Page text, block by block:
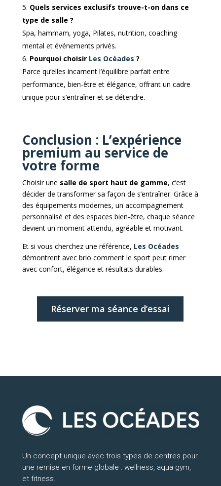
Quels services exclusifs trouve-t-on dans ce
type de salle ?
Spa, hammam, yoga, Pilates, nutrition, coaching
mental et événements privés.
Pourquoi choisir Les Océades ?
Parce qu’elles incarnent l’équilibre parfait entre
performance, bien-être et élégance, offrant un cadre
unique pour s’entraîner et se détendre.
Conclusion : L’expérience
premium au service de
votre forme
Choisir une salle de sport haut de gamme, c’est
décider de transformer sa façon de s’entraîner. Grâce à
des équipements modernes, un accompagnement
personnalisé et des espaces bien-être, chaque séance
devient un moment attendu, agréable et motivant.
Et si vous cherchez une référence, Les Océades
démontrent avec brio comment le sport peut rimer
avec confort, élégance et résultats durables.
Réserver ma séance d’essai
Un concept unique avec trois types de centres pour
une remise en forme globale : wellness, aqua gym,
et fitness.